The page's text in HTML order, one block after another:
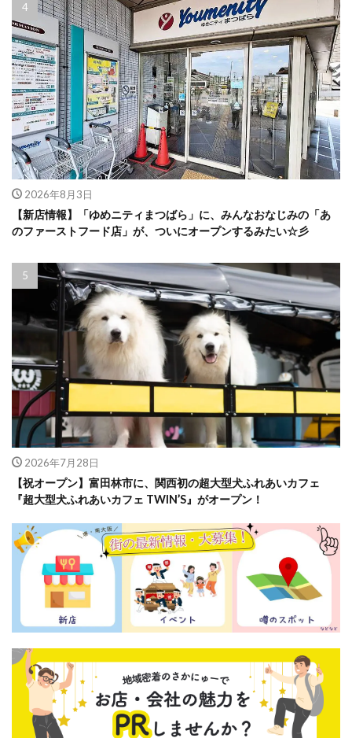
2026年8月3日
【新店情報】「ゆめニティまつばら」に、みんなおなじみの「あ
のファーストフード店」が、ついにオープンするみたい☆彡
2026年7月28日
【祝オープン】富田林市に、関西初の超大型犬ふれあいカフェ
『超大型犬ふれあいカフェ TWIN’S』がオープン！